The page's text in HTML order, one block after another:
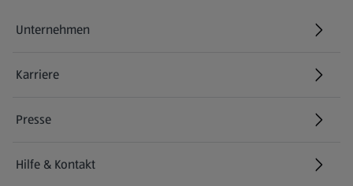
Unternehmen
Karriere
(öffnet in einem neuen Tab)
Presse
Hilfe & Kontakt
(öffnet in einem neuen Tab)